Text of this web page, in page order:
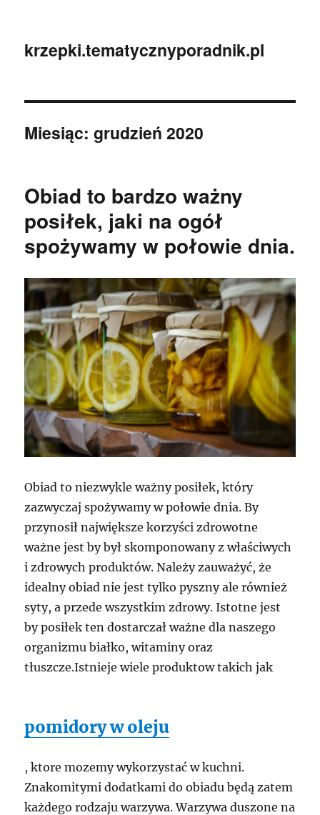
krzepki.tematycznyporadnik.pl
Miesiąc:grudzień 2020
Obiad to bardzo ważny
posiłek, jaki na ogół
spożywamy w połowie dnia.
Obiad to niezwykle ważny posiłek, który
zazwyczaj spożywamy w połowie dnia. By
przynosił największe korzyści zdrowotne
ważne jest by był skomponowany z właściwych
i zdrowych produktów. Należy zauważyć, że
idealny obiad nie jest tylko pyszny ale również
syty, a przede wszystkim zdrowy. Istotne jest
by posiłek ten dostarczał ważne dla naszego
organizmu białko, witaminy oraz
tłuszcze.Istnieje wiele produktow takich jak
pomidory w oleju
, ktore mozemy wykorzystać w kuchni.
Znakomitymi dodatkami do obiadu będą zatem
każdego rodzaju warzywa. Warzywa duszone na